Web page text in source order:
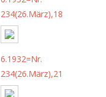
234(26.März),18
6.1932=Nr.
234(26.März),21